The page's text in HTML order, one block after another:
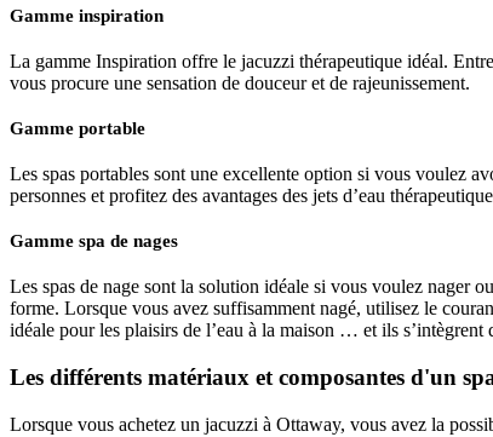
Gamme inspiration
La gamme Inspiration offre le jacuzzi thérapeutique idéal.
vous procure une sensation de douceur et de rajeunissement.
Gamme portable
Les spas portables sont une excellente option si vous voulez
personnes et profitez des avantages des jets d’eau
Gamme spa de nages
Les spas de nage sont la solution idéale si vous voulez nager
forme. Lorsque vous avez suffisamment nagé, utilisez le
idéale pour les plaisirs de l’eau à la maison … et ils
Les différents matériaux et composantes d'un
Lorsque vous achetez un jacuzzi à Ottaway, vous avez la